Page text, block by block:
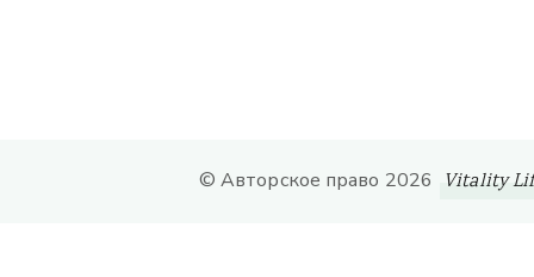
© Авторское право 2026 Vitality